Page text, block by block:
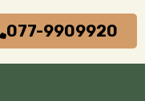
077-9909920